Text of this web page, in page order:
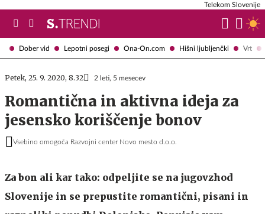
Dober vid Lepotni posegi Ona-On.com Hišni ljubljenčki Vrt
Telekom Slovenije
Petek, 25. 9. 2020, 8.32 2 leti, 5 mesecev
Romantična in aktivna ideja za
jesensko koriščenje bonov
Vsebino omogoča Razvojni center Novo mesto d.o.o.
Za bon ali kar tako: odpeljite se na jugovzhod
Slovenije in se prepustite romantični, pisani in